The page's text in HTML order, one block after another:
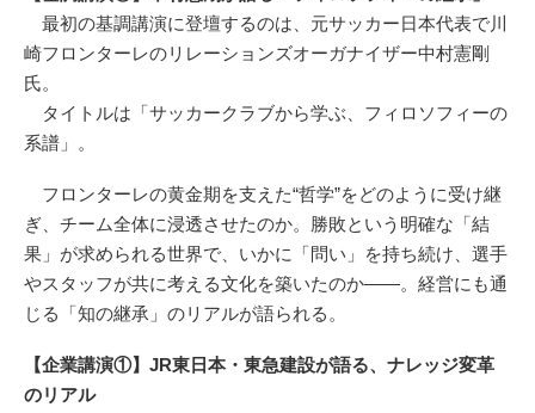
最初の基調講演に登壇するのは、元サッカー日本代表で川
崎フロンターレのリレーションズオーガナイザー中村憲剛
氏。
タイトルは「サッカークラブから学ぶ、フィロソフィーの
系譜」。
フロンターレの黄金期を支えた“哲学”をどのように受け継
ぎ、チーム全体に浸透させたのか。勝敗という明確な「結
果」が求められる世界で、いかに「問い」を持ち続け、選手
やスタッフが共に考える文化を築いたのか――。経営にも通
じる「知の継承」のリアルが語られる。
【企業講演①】JR東日本・東急建設が語る、ナレッジ変革
のリアル